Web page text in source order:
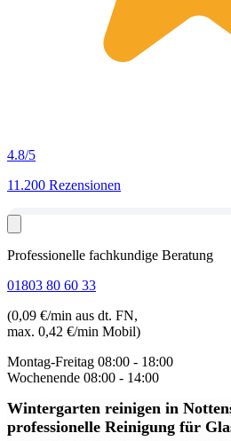
4.8/5
11.200 Rezensionen
Professionelle fachkundige Beratung
01803 80 60 33
(0,09 €/min aus dt. FN,
max. 0,42 €/min Mobil)
Montag-Freitag 08:00 - 18:00
Wochenende 08:00 - 14:00
Wintergarten reinigen in
professionelle Reinigung für